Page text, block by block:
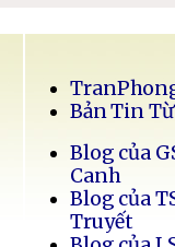
Bản Tin
Blog của
Canh
Blog của
Truyết